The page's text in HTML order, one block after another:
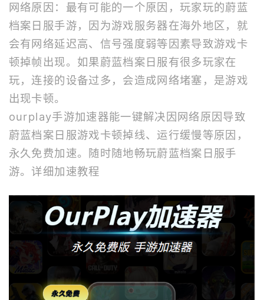
网络原因：最有可能的一个原因，玩家玩的蔚蓝
档案日服手游，因为游戏服务器在海外地区，就
会有网络延迟高、信号强度弱等因素导致游戏卡
顿掉帧出现。如果蔚蓝档案日服有很多玩家在
玩，连接的设备过多，会造成网络堵塞，是游戏
出现卡顿。
ourplay手游加速器能一键解决因网络原因导致
蔚蓝档案日服游戏卡顿掉线、运行缓慢等原因，
永久免费加速。随时随地畅玩蔚蓝档案日服手
游。详细加速教程